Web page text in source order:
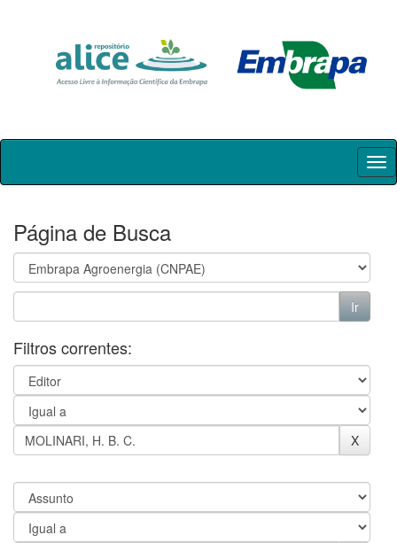
Skip
Página de Busca
Filtros correntes: